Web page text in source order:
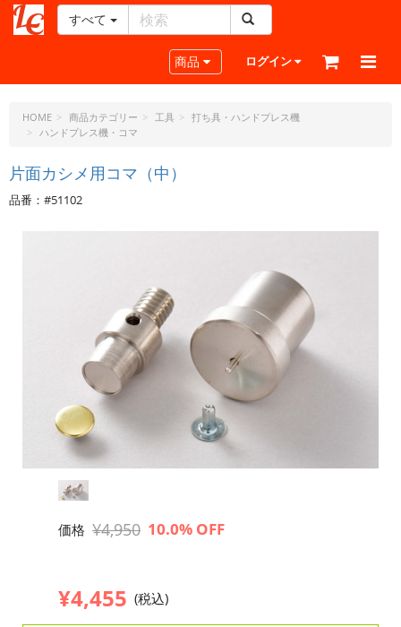
ー
ラ
フ
ド
ッ
ト・
すべて
Toggle navigation
商品 ログイン
HOME 商品カテゴリー 工具
打ち具・ハンドプレス機
ハンドプレス機・コマ
片面カシメ用コマ（中）
品番：#51102
価格 ¥4,950 10.0% OFF
¥4,455 (税込)